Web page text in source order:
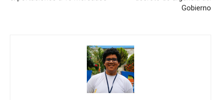
Gobierno